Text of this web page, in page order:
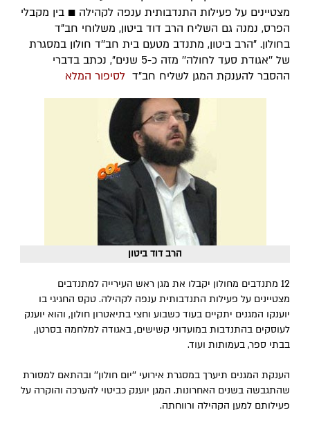
מצטיינים על פעילות התנדבותית ענפה לקהילה ■ בין מקבלי
הפרס, נמנה גם השליח הרב דוד ביטון, משלוחי חב"ד
בחולון. "הרב ביטון, מתנדב מטעם בית חב''ד חולון במסגרת
של ''אגודת סעד לחולה'' מזה כ-5 שנים", נכתב בדברי
ההסבר להענקת המגן לשליח חב"ד לסיפור המלא
הרב דוד ביטון
12 מתנדבים מחולון יקבלו את מגן ראש העירייה למתנדבים
מצטיינים על פעילות התנדבותית ענפה לקהילה. טקס החגיגי בו
יוענקו המגנים יתקיים בעוד כשבוע וחצי בתיאטרון חולון, והוא יוענק
לעוסקים בהתנדבות במועדוני קשישים, באגודה למלחמה בסרטן,
בבתי ספר, בעמותות ועוד.
הענקת המגנים תיערך במסגרת אירועי ''יום חולון'' ובהתאם למסורת
שהתגבשה בשנים האחרונות. המגן יוענק כביטוי להערכה והוקרה על
פעילותם למען הקהילה ורווחתה.